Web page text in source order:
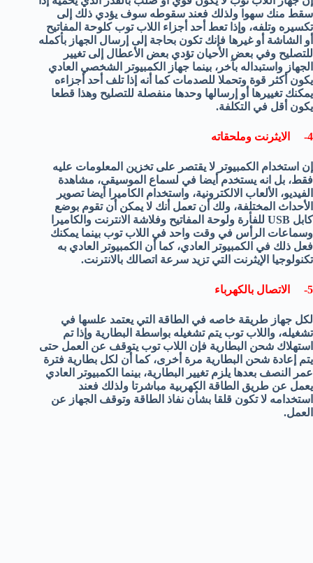
سقط منك سهوا ولذلك فعند سقوطه سوف يؤدي ذلك إلى
تكسيره وتلفه، وإذا تعط أحد أجزاء اللاب توب كلوحة المفاتيح
أو الشاشة أو غيرها فإنك تكون بحاجة إلى إرسال الجهاز بأكمله
للتصليح وفي بعض الأحيان تؤدي بعض الأعطال إلى تغيير
الجهاز واستبداله بآخر، بينما جهاز الكمبيوتر الشخصي العادي
يكون أكثر قوة وتحملا للصدمات كما أنه إذا تلف أحد أجزاءه
يمكنك تغييرها أو إرسالها وحدها منفصلة للتصليح وهذا قطعا
يكون أقل في التكلفة.
4- الايثرنت وملحقاته
إن استخدام الكمبيوتر لا يقتصر على تخزين المعلومات عليه
فقط، بل انه يستخدم أيضا في لسماع الموسيقى، مشاهدة
الفيديو، الألعاب الالكترونية، واستخدام الكاميرا أيضا تصوير
الأحداث المختلفة، ولك أن تعمل أنك لا يمكن أن تقوم بوضع
كابل USB للفأرة ولوحة المفاتيح وفلاشة الانترنت والكاميرا
وسماعات الرأس في وقت واحد في اللاب توب بينما يمكنك
فعل ذلك في الكمبيوتر العادي، كما أن الكمبيوتر العادي به
تكنولوجيا الإيثرنت التي تزيد سرعة اتصالك بالانترنت.
5- الاتصال بالكهرباء
لكل جهاز طريقة خاصه في الطاقة التي يعتمد علسها في
تشغيله، واللاب توب يتم تشغيله بواسطة البطارية وإذا تم
استهلاك شحن البطارية فإن اللاب توب يتوقف عن العمل حتى
يتم إعادة شحن البطارية مرة أخرى، كما أن لكل بطارية فترة
عمر النصف بعدها يلزم تغيير البطارية، بينما الكمبيوتر العادي
يعمل عن طريق الطاقة الكهربية مباشرتا ولذلك فعند
استخدامه لا تكون قلقا بشأن نفاذ الطاقة وتوقف الجهاز عن
العمل.